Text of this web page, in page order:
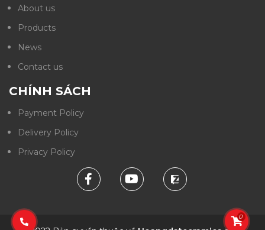
About us
Products
News
Contact us
CHÍNH SÁCH
Payment Policy
Delivery Policy
Privacy Policy
0